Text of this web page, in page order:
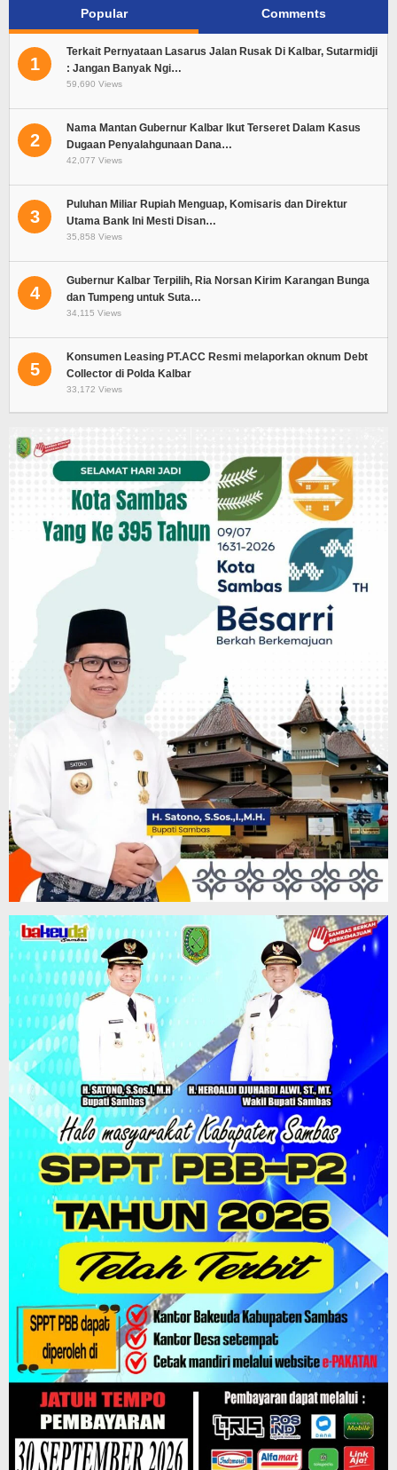
Popular Comments
1
Terkait Pernyataan Lasarus Jalan Rusak Di Kalbar, Sutarmidji
: Jangan Banyak Ngi…
59,690 Views
2
Nama Mantan Gubernur Kalbar Ikut Terseret Dalam Kasus
Dugaan Penyalahgunaan Dana…
42,077 Views
3
Puluhan Miliar Rupiah Menguap, Komisaris dan Direktur
Utama Bank Ini Mesti Disan…
35,858 Views
4
Gubernur Kalbar Terpilih, Ria Norsan Kirim Karangan Bunga
dan Tumpeng untuk Suta…
34,115 Views
5
Konsumen Leasing PT.ACC Resmi melaporkan oknum Debt
Collector di Polda Kalbar
33,172 Views